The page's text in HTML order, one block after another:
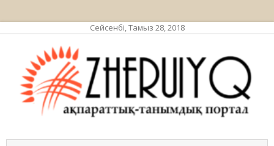
Сейсенбі, Тамыз 28, 2018